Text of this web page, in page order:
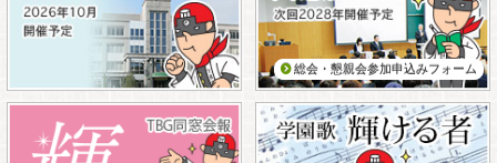
総会・懇親会参加申込みフォーム